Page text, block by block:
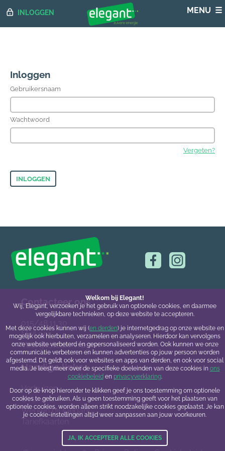
INLOGGEN
Inloggen
Gebruikersnaam
Wachtwoord
Vergeten?
INLOGGEN
Contacteer ons
015/48.11.30
Mail ons
Veel gestelde vragen
Handige links
Verhuizen
Over ons
Werken bij Elegant
Welkom bij Elegant!
Wij, Elegant, verzoeken je het gebruik van optionele cookies, en daarmee
vergelijkbare technieken, op deze website te accepteren.
Met deze cookies kunnen wij (en derden) je internetgedrag op onze website en
mogelijk ook hierbuiten, verzamelen en analyseren. Hierdoor kan vervolgens
onze website verbeterd én gepersonaliseerd worden. Ook kunnen we onze
communicatie verbeteren en kunnen advertenties op jouw persoon worden
afgestemd. Dit geldt ook voor websites en apps van derden, en ook voor social
media. Je leest meer over de specifieke doeleinden van deze cookies in ons
cookiebeleiden privacyverklaring.
Door op de knop hieronder te klikken geef je ons toestemming om optionele
cookies te gebruiken. Als u geen toestemming geeft voor het plaatsen van
optionele cookies, worden alleen strikt noodzakelijke cookies geplaatst. Je kan
je cookie-instellingen altijd weer aanpassen aan jouw voorkeuren.
JA, IK ACCEPTEER ALLE COOKIES